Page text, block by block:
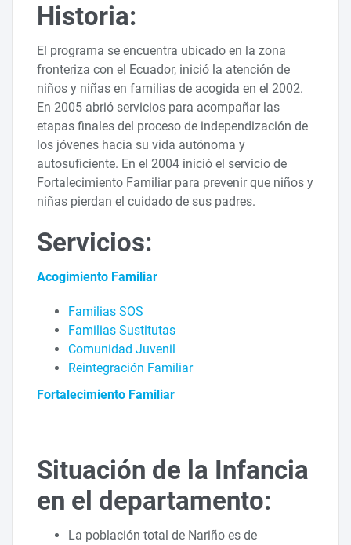
Historia:
El programa se encuentra ubicado en la zona
fronteriza con el Ecuador, inició la atención de
niños y niñas en familias de acogida en el 2002.
En 2005 abrió servicios para acompañar las
etapas finales del proceso de independización de
los jóvenes hacia su vida autónoma y
autosuficiente. En el 2004 inició el servicio de
Fortalecimiento Familiar para prevenir que niños y
niñas pierdan el cuidado de sus padres.
Servicios:
Acogimiento Familiar
Familias SOS
Familias Sustitutas
Comunidad Juvenil
Reintegración Familiar
Fortalecimiento Familiar
Situación de la Infancia
en el departamento:
La población total de Nariño es de